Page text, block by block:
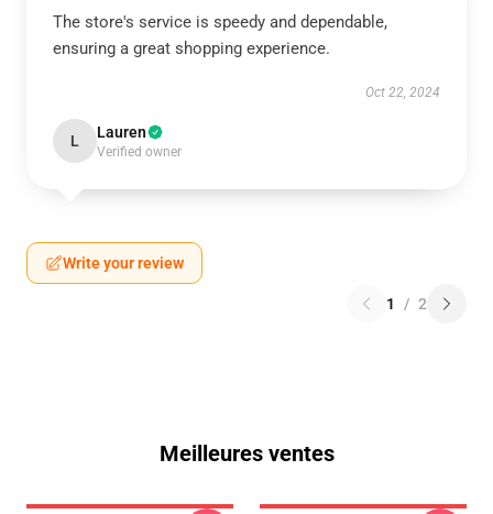
The store's service is speedy and dependable,
ensuring a great shopping experience.
Oct 22, 2024
L Lauren
Verified owner
Write your review
1 / 2
Meilleures ventes